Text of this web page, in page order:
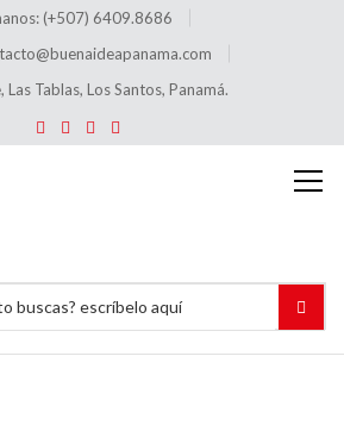
(+507) 6409.8686
Las Tablas, Los Santos, Panamá.